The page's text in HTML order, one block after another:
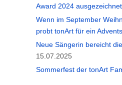
Award 2024 ausgezeichnet
Wenn im September
probt tonArt für ein
Neue Sängerin bereicht
15.07.2025
Sommerfest der tonArt